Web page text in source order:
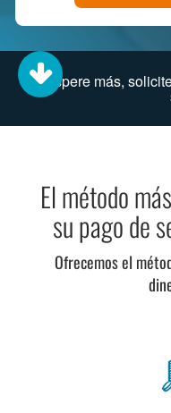
No espere más,
El método
su pago de
Ofrecemos el